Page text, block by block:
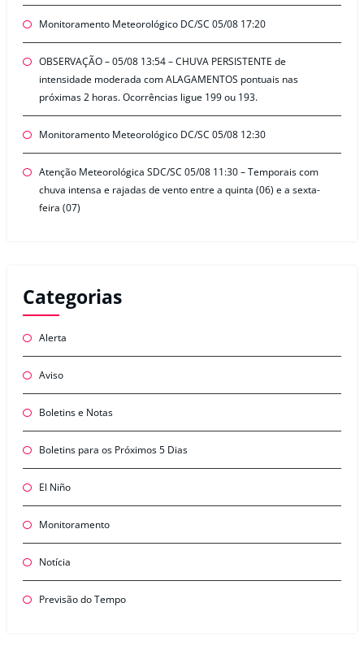
Monitoramento Meteorológico DC/SC 05/08 17:20
OBSERVAÇÃO – 05/08 13:54 – CHUVA PERSISTENTE de
intensidade moderada com ALAGAMENTOS pontuais nas
próximas 2 horas. Ocorrências ligue 199 ou 193.
Monitoramento Meteorológico DC/SC 05/08 12:30
Atenção Meteorológica SDC/SC 05/08 11:30 – Temporais com
chuva intensa e rajadas de vento entre a quinta (06) e a sexta-
feira (07)
Categorias
Alerta
Aviso
Boletins e Notas
Boletins para os Próximos 5 Dias
El Niño
Monitoramento
Notícia
Previsão do Tempo